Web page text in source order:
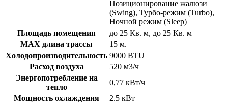
Позиционирование жалюзи
(Swing), Турбо-режим (Turbo),
Ночной режим (Sleep)
Площадь помещения
до 25 Кв. м, до 25 Кв. м
MAX длина трассы
15 м.
Холодопроизводительность 9000 BTU
Расход воздуха
520 м3/ч
Энергопотребление на
тепло
0,77 кВт/ч
Мощность охлаждения
2.5 кВт